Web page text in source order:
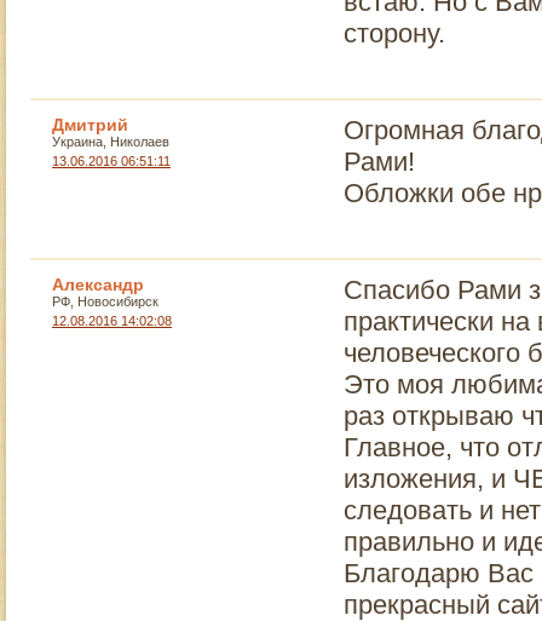
сторону.
Дмитрий
Украина, Николаев
13.06.2016 06:51:11
Огромная
Рами!
Обложки обе
Александр
РФ, Новосибирск
12.08.2016 14:02:08
Спасибо Рами
практически
человеческого
Это моя
раз открываю
Главное, что
изложения, и
следовать и
правильно и
Благодарю Вас
прекрасный